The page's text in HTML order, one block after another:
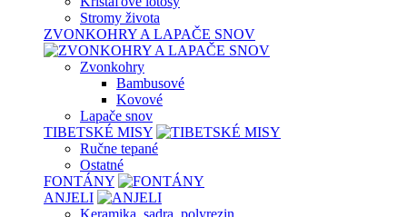
Stromy života
ZVONKOHRY A LAPAČE SNOV
Zvonkohry
Bambusové
Kovové
Lapače snov
TIBETSKÉ MISY
Ručne tepané
Ostatné
FONTÁNY
ANJELI
Keramika, sadra, polyrezin